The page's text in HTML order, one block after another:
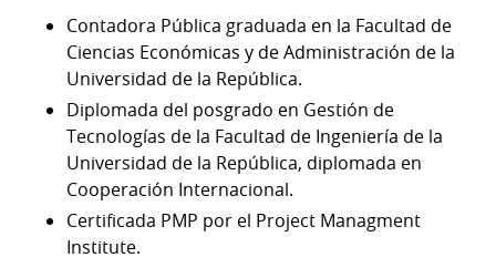
Contadora Pública graduada en la Facultad de
Ciencias Económicas y de Administración de la
Universidad de la República.
Diplomada del posgrado en Gestión de
Tecnologías de la Facultad de Ingeniería de la
Universidad de la República, diplomada en
Cooperación Internacional.
Certificada PMP por el Project Managment
Institute.